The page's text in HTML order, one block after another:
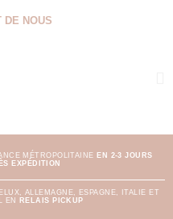
DE NOUS
MÉTROPOLITAINE EN 2-3 JOURS
EXPÉDITION
ALLEMAGNE, ESPAGNE, ITALIE ET
EN
RELAIS PICKUP